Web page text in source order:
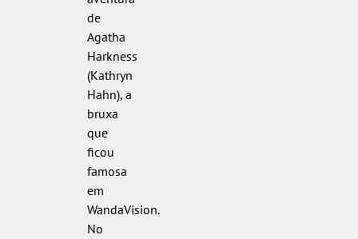
de
Agatha
Harkness
(Kathryn
Hahn), a
bruxa
que
ficou
famosa
em
WandaVision.
No